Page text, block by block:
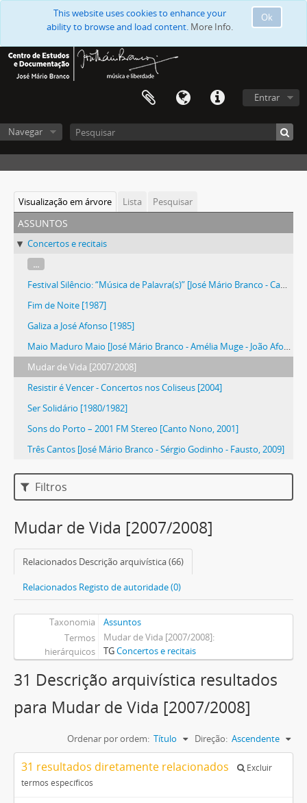
Ok
This website uses cookies to enhance your
ability to browse and load content. More Info.
Entrar
Navegar
Visualização em árvore Lista Pesquisar
assuntos
Concertos e recitais
...
Festival Silêncio: “Música de Palavra(s)” [José Mário Branco - Camané, 2011]
Fim de Noite [1987]
Galiza a José Afonso [1985]
Maio Maduro Maio [José Mário Branco - Amélia Muge - João Afonso, 1994]
Mudar de Vida [2007/2008]
Resistir é Vencer - Concertos nos Coliseus [2004]
Ser Solidário [1980/1982]
Sons do Porto – 2001 FM Stereo [Canto Nono, 2001]
Três Cantos [José Mário Branco - Sérgio Godinho - Fausto, 2009]
Filtros
Mudar de Vida [2007/2008]
Relacionados Descrição arquivística (66)
Relacionados Registo de autoridade (0)
Taxonomia
Assuntos
Termos
hierárquicos
Mudar de Vida [2007/2008]
TGConcertos e recitais
31 Descrição arquivística resultados
para Mudar de Vida [2007/2008]
Ordenar por ordem: Título Direção: Ascendente
31 resultados diretamente relacionados
Excluir
termos específicos